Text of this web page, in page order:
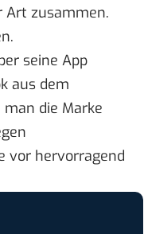
Art zusammen.
seine App
aus dem
die Marke
vor hervorragend